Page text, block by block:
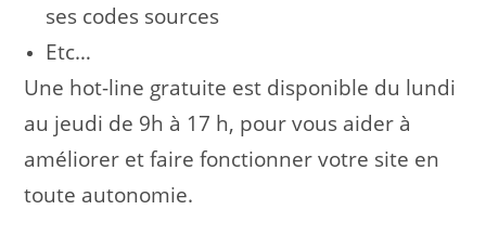
ses codes sources
Etc…
Une hot-line gratuite est disponible du lundi
au jeudi de 9h à 17 h, pour vous aider à
améliorer et faire fonctionner votre site en
toute autonomie.